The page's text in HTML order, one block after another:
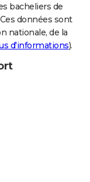
bacheliers de
données sont
nationale, de la
d'informations).